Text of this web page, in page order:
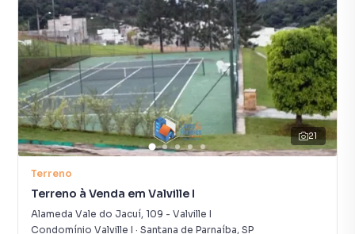
21
Terreno
Terreno à Venda em Valville I
Alameda Vale do Jacuí, 109 - Valville I
Condomínio Valville I · Santana de Parnaíba, SP